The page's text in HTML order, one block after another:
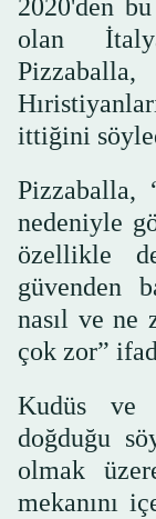
2020'den
olan
ittiğini
Pizzaballa,
nedeniyle
özellikle
güvenden
nasıl ve ne
çok zor”
Kudüs ve
doğduğu
olmak
mekanını